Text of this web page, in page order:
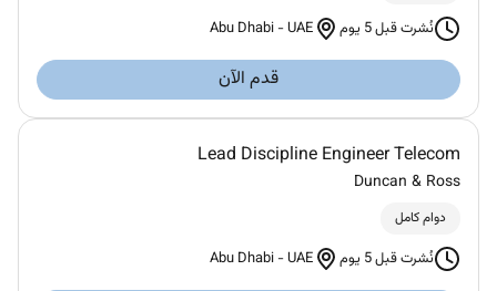
نُشرت قبل 5 يوم Abu Dhabi -UAE
قدم الآن
Lead Discipline Engineer Telecom
Duncan & Ross
دوام كامل
نُشرت قبل 5 يوم Abu Dhabi -UAE